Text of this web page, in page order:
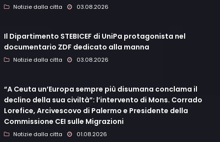
Notizie dalla citta 03.08.2026
Il Dipartimento STEBICEF di UniPa protagonista nel
documentario ZDF dedicato alla manna
Notizie dalla citta 03.08.2026
“A Ceuta un’Europa sempre più disumana conclama il
declino della sua civiltà”: l’intervento di Mons. Corrado
Lorefice, Arcivescovo di Palermo e Presidente della
Commissione CEI sulle Migrazioni
Notizie dalla citta 01.08.2026